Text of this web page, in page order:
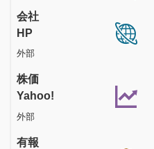
会社
HP
外部
株価
Yahoo!
外部
有報